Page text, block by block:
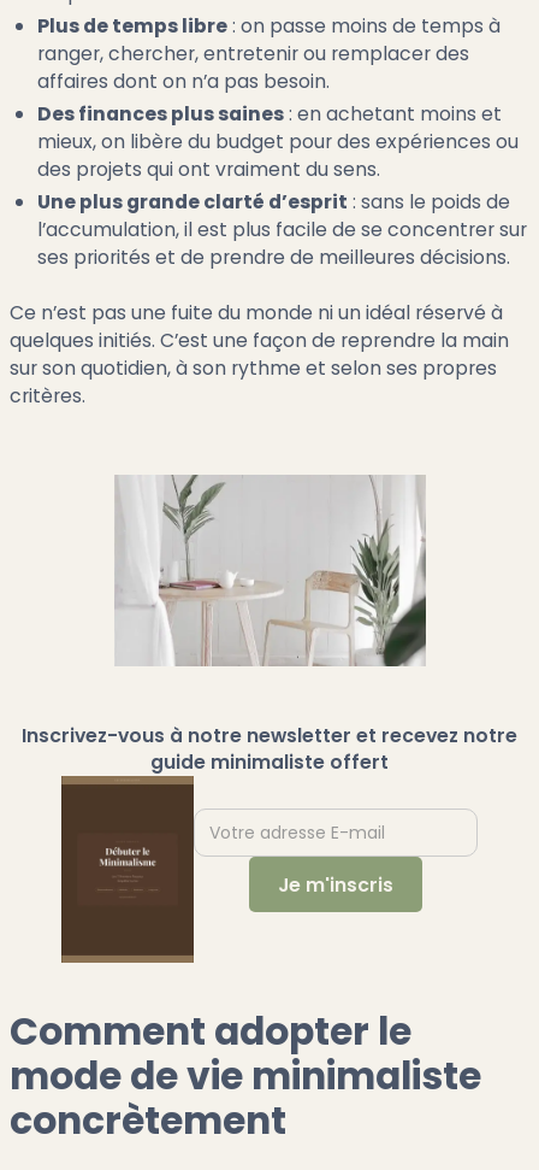
Plus de temps libre: on passe moins de temps à
ranger, chercher, entretenir ou remplacer des
affaires dont on n’a pas besoin.
Des finances plus saines: en achetant moins et
mieux, on libère du budget pour des expériences ou
des projets qui ont vraiment du sens.
Une plus grande clarté d’esprit : sans le poids de
l’accumulation, il est plus facile de se concentrer sur
ses priorités et de prendre de meilleures décisions.
Ce n’est pas une fuite du monde ni un idéal réservé à
quelques initiés. C’est une façon de reprendre la main
sur son quotidien, à son rythme et selon ses propres
critères.
Inscrivez-vous à notre newsletter et recevez notre
guide minimaliste offert
Comment adopter le
mode de vie minimaliste
concrètement